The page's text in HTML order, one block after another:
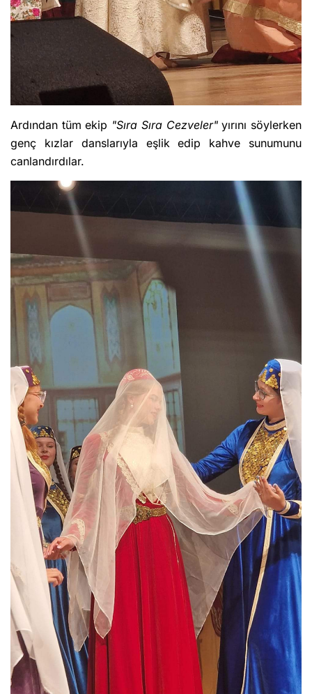
Ardından tüm ekip "Sıra Sıra Cezveler"yırını söylerken
genç kızlar danslarıyla eşlik edip kahve sunumunu
canlandırdılar.